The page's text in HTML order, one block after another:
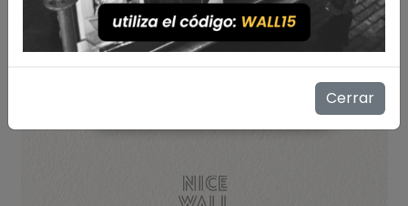
Cerrar